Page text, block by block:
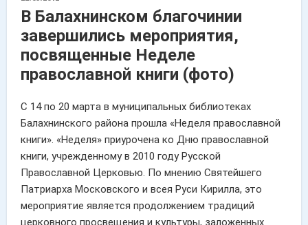
В Балахнинском благочинии
завершились мероприятия,
посвященные Неделе
православной книги (фото)
С 14 по 20 марта в муниципальных библиотеках
Балахнинского района прошла «Неделя православной
книги». «Неделя» приурочена ко Дню православной
книги, учрежденному в 2010 году Русской
Православной Церковью. По мнению Святейшего
Патриарха Московского и всея Руси Кирилла, это
мероприятие является продолжением традиций
церковного просвещения и культуры, заложенных